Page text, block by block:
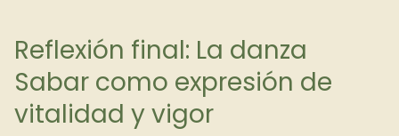
Reflexión final: La danza
Sabar como expresión de
vitalidad y vigor